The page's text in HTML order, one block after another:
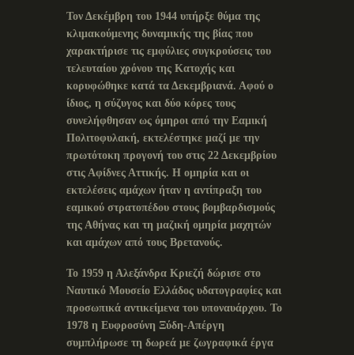
Τον Δεκέμβρη του 1944 υπήρξε θύμα της
κλιμακούμενης δυναμικής της βίας που
χαρακτήρισε τις εμφύλιες συγκρούσεις του
τελευταίου χρόνου της Κατοχής και
κορυφώθηκε κατά τα Δεκεμβριανά. Αφού ο
ίδιος, η σύζυγος και δύο κόρες τους
συνελήφθησαν ως όμηροι από την Εαμική
Πολιτοφυλακή, εκτελέστηκε μαζί με την
πρωτότοκη προγονή του στις 22 Δεκεμβρίου
στις Αφίδνες Αττικής. Η ομηρία και οι
εκτελέσεις αμάχων ήταν η αντίπραξη του
εαμικού στρατοπέδου στους βομβαρδισμούς
της Αθήνας και τη μαζική ομηρία μαχητών
και αμάχων από τους Βρετανούς.
Το 1959 η Αλεξάνδρα Κριεζή δώρισε στο
Ναυτικό Μουσείο Ελλάδος υδατογραφίες και
προσωπικά αντικείμενα του υποναυάρχου. Το
1978 η Ευφροσύνη Ξύδη-Απέργη
συμπλήρωσε τη δωρεά με ζωγραφικά έργα